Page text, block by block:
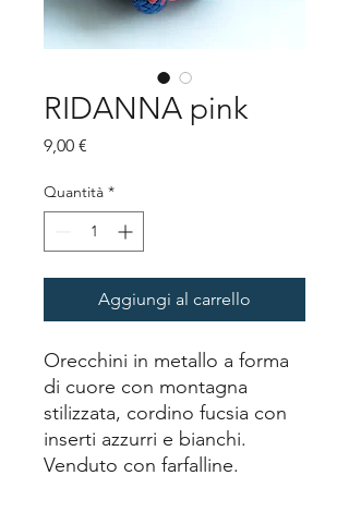
RIDANNA pink
9,00 €
Quantità *
Aggiungi al carrello
Orecchini in metallo a forma
di cuore con montagna
stilizzata, cordino fucsia con
inserti azzurri e bianchi.
Venduto con farfalline.